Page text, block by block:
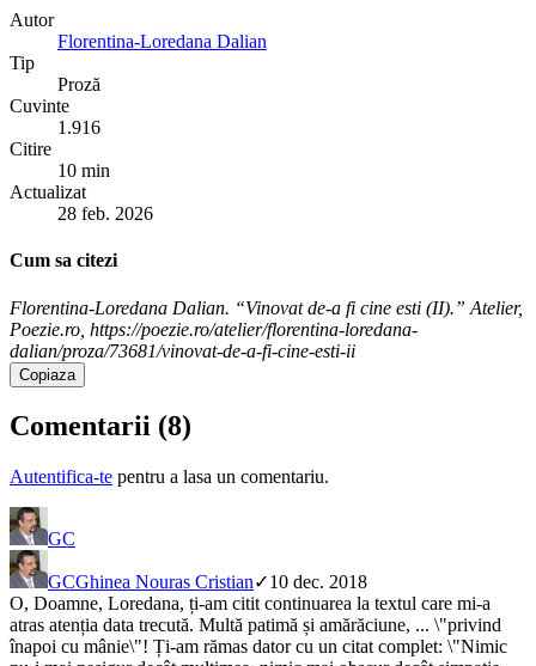
Autor
Florentina-Loredana Dalian
Tip
Proză
Cuvinte
1.916
Citire
10 min
Actualizat
28 feb. 2026
Cum sa citezi
Florentina-Loredana Dalian. “Vinovat de-a fi cine esti (II).” Atelier,
Poezie.ro, https://poezie.ro/atelier/florentina-loredana-
dalian/proza/73681/vinovat-de-a-fi-cine-esti-ii
Copiaza
Comentarii (8)
Autentifica-te pentru a lasa un comentariu.
GC
GCGhinea Nouras Cristian✓10 dec. 2018
O, Doamne, Loredana, ți-am citit continuarea la textul care mi-a
atras atenția data trecută. Multă patimă și amărăciune, ... \"privind
înapoi cu mânie\"! Ți-am rămas dator cu un citat complet: \"Nimic